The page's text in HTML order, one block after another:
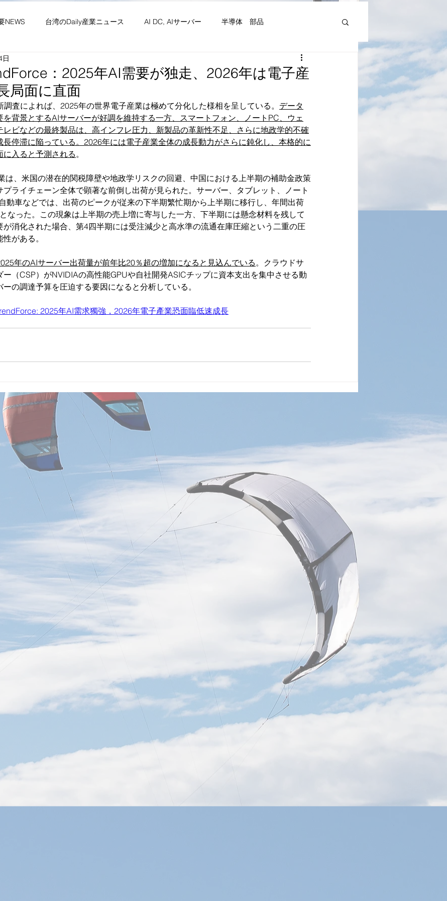
NEWS 台湾のDaily産業ニュース AI DC, AIサーバー 半導体 部品
ク
会文化・イベント等 竹竹苗縣市 台湾生活（投稿） 台湾Art&Artist 日本文化
：2025年AI需要が独走、2026年は電子産
局面に直面
日
調査によれば、2025年の世界電子産業は極めて分化した様相を呈している。 データ
を背景とするAIサーバーが好調を維持する一方、スマートフォン、ノートPC、ウェ
レビなどの最終製品は、高インフレ圧力、新製品の革新性不足、さらに地政学的不確
長停滞に陥っている。2026年には電子産業全体の成長動力がさらに鈍化し、本格的に
入ると予測される。
は、米国の潜在的関税障壁や地政学リスクの回避、中国における上半期の補助金政策
プライチェーン全体で顕著な前倒し出荷が見られた。サーバー、タブレット、ノート
動車などでは、出荷のピークが従来の下半期繁忙期から上半期に移行し、年間出荷
なった。この現象は上半期の売上増に寄与した一方、下半期には懸念材料を残して
が消化された場合、第4四半期には受注減少と高水準の流通在庫圧縮という二重の圧
がある。
年のAIサーバー出荷量が前年比20％超の増加になると見込んでいる。クラウドサ
ー（CSP）がNVIDIAの高性能GPUや自社開発ASICチップに資本支出を集中させる動
の調達予算を圧迫する要因になると分析している。
2025年AI需求獨強，2026年電子產業恐面臨低速成長